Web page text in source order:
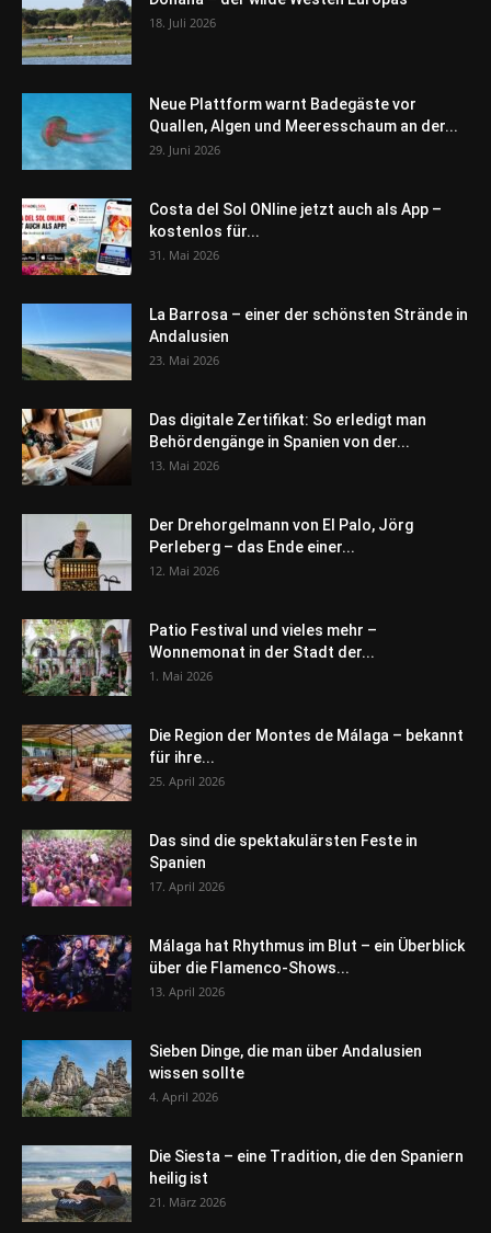
18. Juli 2026
Neue Plattform warnt Badegäste vor
Quallen, Algen und Meeresschaum an der...
29. Juni 2026
Costa del Sol ONline jetzt auch als App –
kostenlos für...
31. Mai 2026
La Barrosa – einer der schönsten Strände in
Andalusien
23. Mai 2026
Das digitale Zertifikat: So erledigt man
Behördengänge in Spanien von der...
13. Mai 2026
Der Drehorgelmann von El Palo, Jörg
Perleberg – das Ende einer...
12. Mai 2026
Patio Festival und vieles mehr –
Wonnemonat in der Stadt der...
1. Mai 2026
Die Region der Montes de Málaga – bekannt
für ihre...
25. April 2026
Das sind die spektakulärsten Feste in
Spanien
17. April 2026
Málaga hat Rhythmus im Blut – ein Überblick
über die Flamenco-Shows...
13. April 2026
Sieben Dinge, die man über Andalusien
wissen sollte
4. April 2026
Die Siesta – eine Tradition, die den Spaniern
heilig ist
21. März 2026